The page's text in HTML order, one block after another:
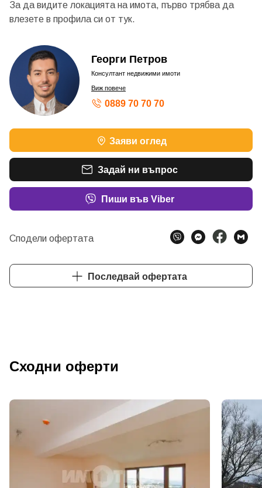
За да видите локацията на имота, първо трябва да
влезете в профила си от тук.
Георги Петров
Консултант недвижими имоти
Виж повече
0889 70 70 70
Заяви оглед
Задай ни въпрос
Пиши във Viber
Сподели офертата
Последвай офертата
Сходни оферти